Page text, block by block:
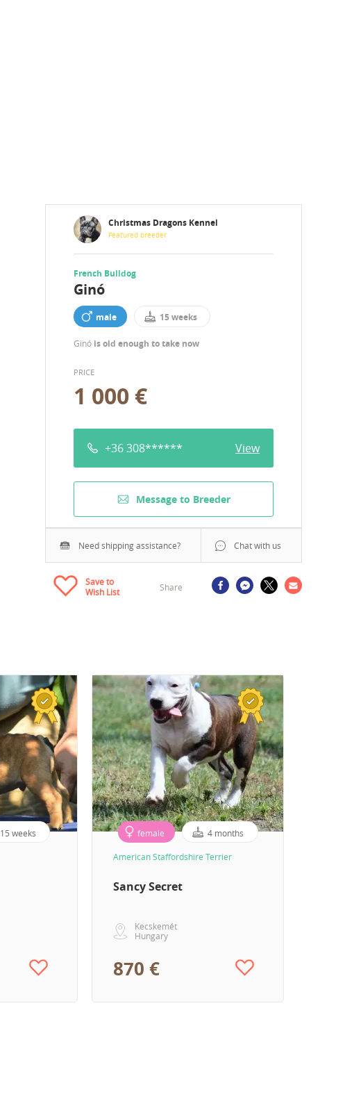
Christmas Dragons Kennel
Featured breeder
French Bulldog
Ginó
male 15 weeks
Ginó is old enough to take now
PRICE
1 000 €
+36 308****** View
Message to Breeder
Need shipping assistance? Chat with us
Save to
Wish List
Share
15 weeks female 4 months
American Staffordshire Terrier
Sancy Secret
Kecskemét
Hungary
870 €